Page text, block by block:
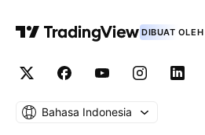
DIBUAT
Bahasa Indonesia